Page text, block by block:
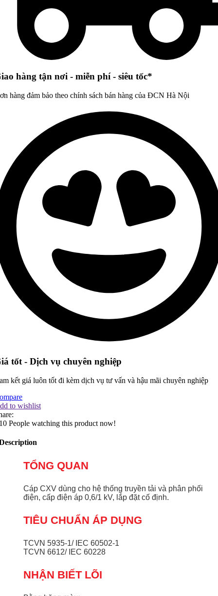
hàng tận nơi - miễn phí - siêu tốc*
hàng đảm bảo theo chính sách bán hàng của ĐCN Hà Nội
tốt - Dịch vụ chuyên nghiệp
kết giá luôn tốt đi kèm dịch vụ tư vấn và hậu mãi chuyên nghiệp
to wishlist
People watching this product now!
TỔNG QUAN
Cáp CXV dùng cho hệ thống truyền tải và phân phối
điện, cấp điện áp 0,6/1 kV, lắp đặt cố định.
TIÊU CHUẨN ÁP DỤNG
TCVN 5935-1/ IEC 60502-1
TCVN 6612/ IEC 60228
NHẬN BIẾT LÕI